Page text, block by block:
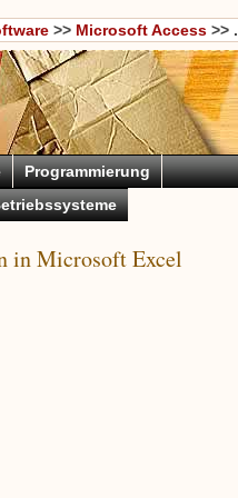
>> Microsoft Access >> .
Programmierung
in Microsoft Excel